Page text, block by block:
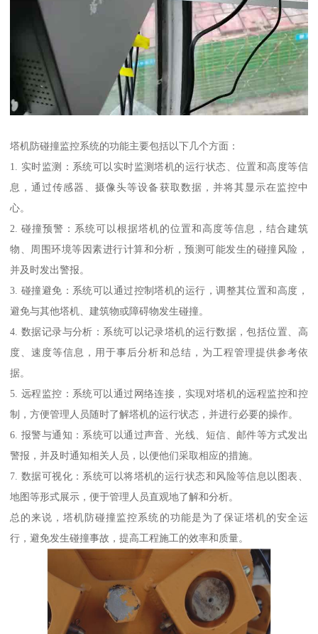
塔机防碰撞监控系统的功能主要包括以下几个方面：
1. 实时监测：系统可以实时监测塔机的运行状态、位置和高度等信
息，通过传感器、摄像头等设备获取数据，并将其显示在监控中
心。
2. 碰撞预警：系统可以根据塔机的位置和高度等信息，结合建筑
物、周围环境等因素进行计算和分析，预测可能发生的碰撞风险，
并及时发出警报。
3. 碰撞避免：系统可以通过控制塔机的运行，调整其位置和高度，
避免与其他塔机、建筑物或障碍物发生碰撞。
4. 数据记录与分析：系统可以记录塔机的运行数据，包括位置、高
度、速度等信息，用于事后分析和总结，为工程管理提供参考依
据。
5. 远程监控：系统可以通过网络连接，实现对塔机的远程监控和控
制，方便管理人员随时了解塔机的运行状态，并进行必要的操作。
6. 报警与通知：系统可以通过声音、光线、短信、邮件等方式发出
警报，并及时通知相关人员，以便他们采取相应的措施。
7. 数据可视化：系统可以将塔机的运行状态和风险等信息以图表、
地图等形式展示，便于管理人员直观地了解和分析。
总的来说，塔机防碰撞监控系统的功能是为了保证塔机的安全运
行，避免发生碰撞事故，提高工程施工的效率和质量。